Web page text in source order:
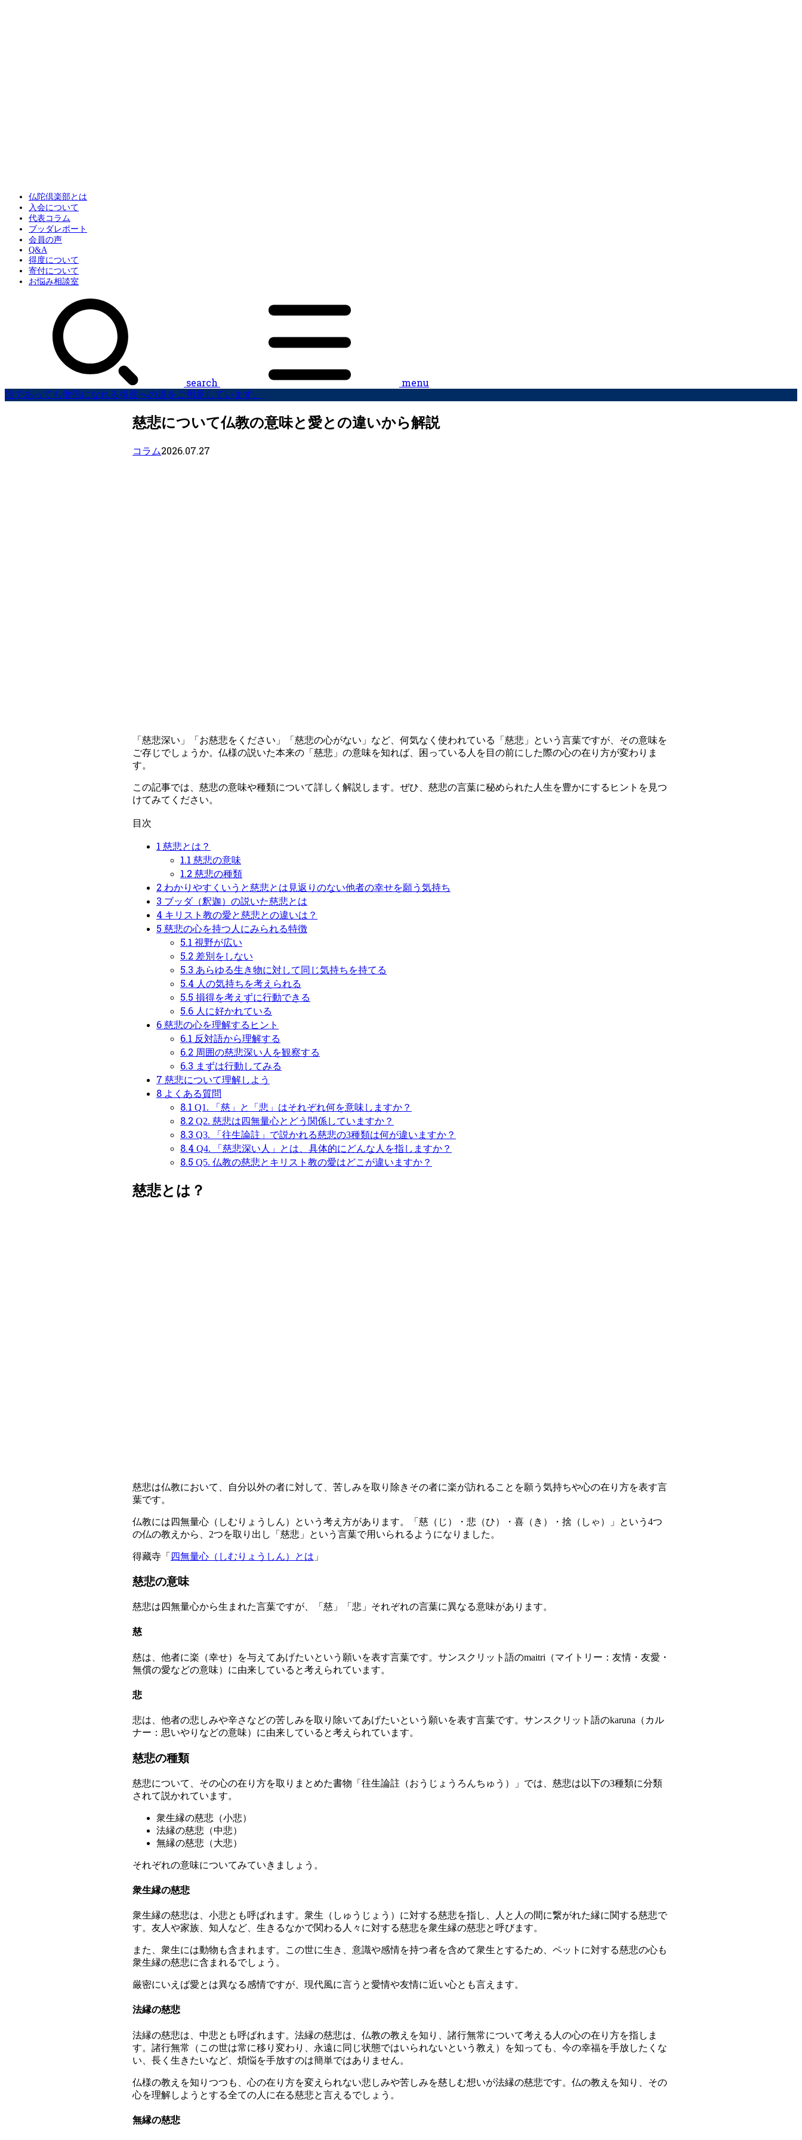
仏陀倶楽部とは
入会について
代表コラム
ブッダレポート
会員の声
Q&A
得度について
寄付について
お悩み相談室
search menu
誰であっても僧侶になれる得度への道をご用意しています。
慈悲について仏教の意味と愛との違いから解説
コラム2026.07.27
「慈悲深い」「お慈悲をください」「慈悲の心がない」など、何気なく使われている「慈悲」という言葉ですが、その意味を
ご存じでしょうか。仏様の説いた本来の「慈悲」の意味を知れば、困っている人を目の前にした際の心の在り方が変わりま
す。
この記事では、慈悲の意味や種類について詳しく解説します。ぜひ、慈悲の言葉に秘められた人生を豊かにするヒントを見つ
けてみてください。
目次
1 慈悲とは？
1.1 慈悲の意味
1.2 慈悲の種類
2 わかりやすくいうと慈悲とは見返りのない他者の幸せを願う気持ち
3 ブッダ（釈迦）の説いた慈悲とは
4 キリスト教の愛と慈悲との違いは？
5 慈悲の心を持つ人にみられる特徴
5.1 視野が広い
5.2 差別をしない
5.3 あらゆる生き物に対して同じ気持ちを持てる
5.4 人の気持ちを考えられる
5.5 損得を考えずに行動できる
5.6 人に好かれている
6 慈悲の心を理解するヒント
6.1 反対語から理解する
6.2 周囲の慈悲深い人を観察する
6.3 まずは行動してみる
7 慈悲について理解しよう
8 よくある質問
8.1 Q1. 「慈」と「悲」はそれぞれ何を意味しますか？
8.2 Q2. 慈悲は四無量心とどう関係していますか？
8.3 Q3. 「往生論註」で説かれる慈悲の3種類は何が違いますか？
8.4 Q4. 「慈悲深い人」とは、具体的にどんな人を指しますか？
8.5 Q5. 仏教の慈悲とキリスト教の愛はどこが違いますか？
慈悲とは？
慈悲は仏教において、自分以外の者に対して、苦しみを取り除きその者に楽が訪れることを願う気持ちや心の在り方を表す言
葉です。
仏教には四無量心（しむりょうしん）という考え方があります。「慈（じ）・悲（ひ）・喜（き）・捨（しゃ）」という4つ
の仏の教えから、2つを取り出し「慈悲」という言葉で用いられるようになりました。
得藏寺「 四無量心（しむりょうしん）とは 」
慈悲の意味
慈悲は四無量心から生まれた言葉ですが、「慈」「悲」それぞれの言葉に異なる意味があります。
慈
慈は、他者に楽（幸せ）を与えてあげたいという願いを表す言葉です。サンスクリット語のmaitri（マイトリー：友情・友愛・
無償の愛などの意味）に由来していると考えられています。
悲
悲は、他者の悲しみや辛さなどの苦しみを取り除いてあげたいという願いを表す言葉です。サンスクリット語のkaruna（カル
ナー：思いやりなどの意味）に由来していると考えられています。
慈悲の種類
慈悲について、その心の在り方を取りまとめた書物「往生論註（おうじょうろんちゅう）」では、慈悲は以下の3種類に分類
されて説かれています。
衆生縁の慈悲（小悲）
法縁の慈悲（中悲）
無縁の慈悲（大悲）
それぞれの意味についてみていきましょう。
衆生縁の慈悲
衆生縁の慈悲は、小悲とも呼ばれます。衆生（しゅうじょう）に対する慈悲を指し、人と人の間に繋がれた縁に関する慈悲で
す。友人や家族、知人など、生きるなかで関わる人々に対する慈悲を衆生縁の慈悲と呼びます。
また、衆生には動物も含まれます。この世に生き、意識や感情を持つ者を含めて衆生とするため、ペットに対する慈悲の心も
衆生縁の慈悲に含まれるでしょう。
厳密にいえば愛とは異なる感情ですが、現代風に言うと愛情や友情に近い心とも言えます。
法縁の慈悲
法縁の慈悲は、中悲とも呼ばれます。法縁の慈悲は、仏教の教えを知り、諸行無常について考える人の心の在り方を指しま
す。諸行無常（この世は常に移り変わり、永遠に同じ状態ではいられないという教え）を知っても、今の幸福を手放したくな
い、長く生きたいなど、煩悩を手放すのは簡単ではありません。
仏様の教えを知りつつも、心の在り方を変えられない悲しみや苦しみを慈しむ想いが法縁の慈悲です。仏の教えを知り、その
心を理解しようとする全ての人に在る慈悲と言えるでしょう。
無縁の慈悲